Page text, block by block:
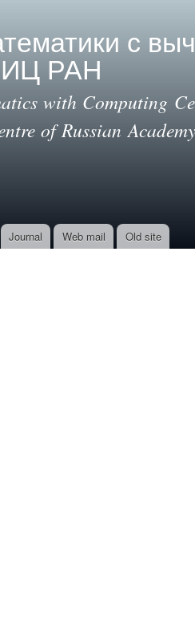
с
РАН
with Computing
of Russian
Journal Web mail Old site